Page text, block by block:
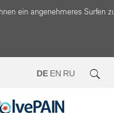
ein angenehmeres Surfen
DE EN RU